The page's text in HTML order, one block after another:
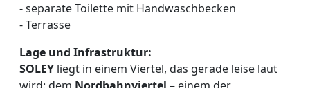
- separate Toilette mit Handwaschbecken
- Terrasse
Lage und Infrastruktur:
SOLEY liegt in einem Viertel, das gerade leise laut